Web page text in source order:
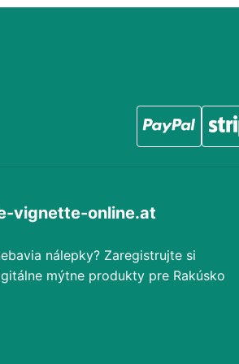
vignette-online.at
nálepky? Zaregistrujte si
mýtne produkty pre Rakúsko